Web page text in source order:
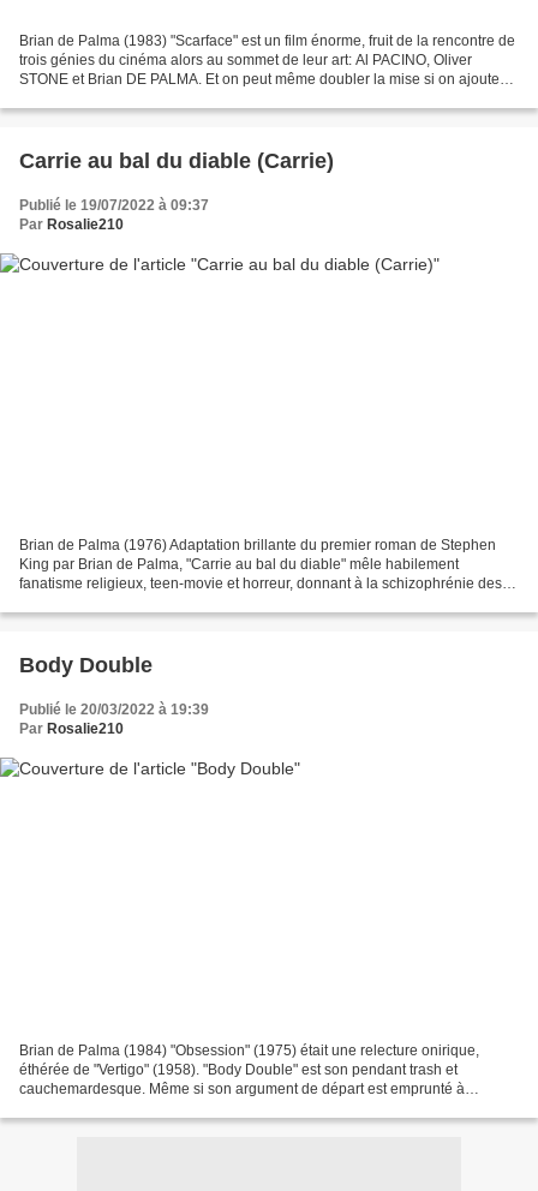
Brian de Palma (1983) "Scarface" est un film énorme, fruit de la rencontre de
trois génies du cinéma alors au sommet de leur art: Al PACINO, Oliver
STONE et Brian DE PALMA. Et on peut même doubler la mise si on ajoute
Carrie au bal du diable (Carrie)
Publié le 19/07/2022 à 09:37
Par Rosalie210
Brian de Palma (1976) Adaptation brillante du premier roman de Stephen
King par Brian de Palma, "Carrie au bal du diable" mêle habilement
fanatisme religieux, teen-movie et horreur, donnant à la schizophrénie des
Body Double
Publié le 20/03/2022 à 19:39
Par Rosalie210
Brian de Palma (1984) "Obsession" (1975) était une relecture onirique,
éthérée de "Vertigo" (1958). "Body Double" est son pendant trash et
cauchemardesque. Même si son argument de départ est emprunté à